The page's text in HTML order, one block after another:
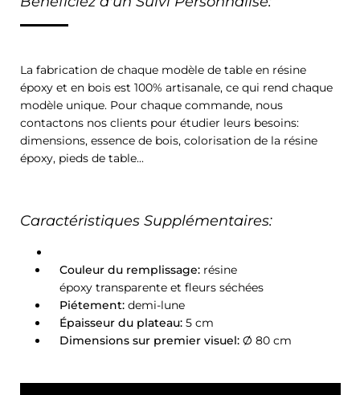
La fabrication de chaque modèle de table en résine
époxy et en bois est 100% artisanale, ce qui rend chaque
modèle unique. Pour chaque commande, nous
contactons nos clients pour étudier leurs besoins:
dimensions, essence de bois, colorisation de la résine
époxy, pieds de table...
Caractéristiques Supplémentaires:
Couleur du remplissage: résine
époxy transparente et fleurs séchées
Piétement: demi-lune
Épaisseur du plateau: 5 cm
Dimensions sur premier visuel: Ø 80 cm